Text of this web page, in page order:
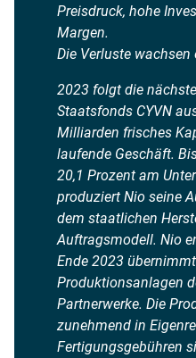
Preisdruck, hohe
Margen.
Die Verluste wachsen
2023 folgt die
Staatsfonds CYVN
Milliarden frisches
laufende Geschäft.
20,1 Prozent am
produziert Nio seine
dem staatlichen
Auftragsmodell. Nio
Ende 2023
Produktionsanlagen
Partnerwerke. Die
zunehmend in
Fertigungsgebühren